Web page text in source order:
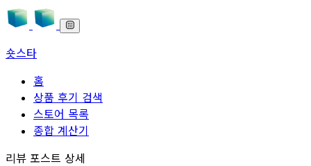
숏스타
홈
상품 후기 검색
스토어 목록
종합 계산기
본문으로 바로가기
리뷰 포스트 상세